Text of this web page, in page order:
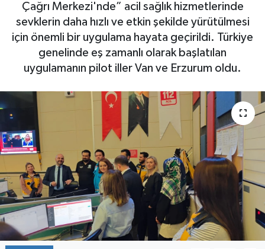
Çağrı Merkezi'nde” acil sağlık hizmetlerinde
sevklerin daha hızlı ve etkin şekilde yürütülmesi
için önemli bir uygulama hayata geçirildi. Türkiye
genelinde eş zamanlı olarak başlatılan
uygulamanın pilot iller Van ve Erzurum oldu.
Haber Arşivi